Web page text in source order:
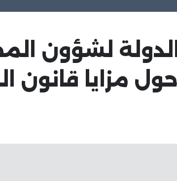
الدولة لشؤون
مزايا قانون